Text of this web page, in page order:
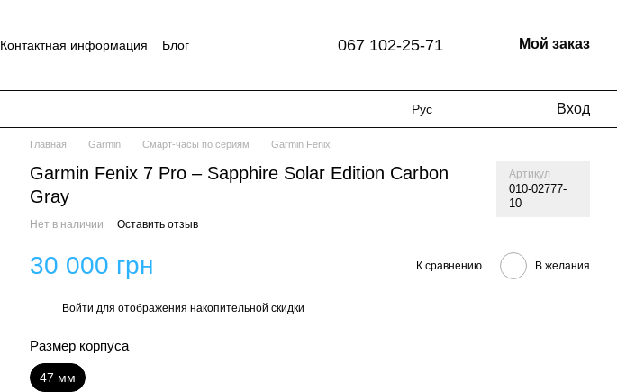
Контактная информация Блог 067 102-25-71 Мой заказ
Рус Вход
Главная Garmin Смарт-часы по сериям Garmin Fenix
Garmin Fenix 7 Pro – Sapphire Solar Edition Carbon
Gray
Артикул
010-02777-
10
Нет в наличии Оставить отзыв
30 000 грн К сравнению В желания
Войти для отображения накопительной скидки
Размер корпуса
47 мм